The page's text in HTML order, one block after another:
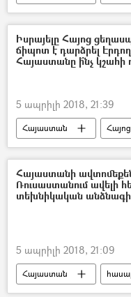
Իսրայելը Հայոց
ճիպոտ է դարձրել
Հայաստանը ի՞նչ կշահի
5 ապրիլի 2018, 21:39
Հայաստան
Հայաստանի
Ռուսաստանում ավելի
տեխնիկական
5 ապրիլի 2018, 21:09
Հայաստան